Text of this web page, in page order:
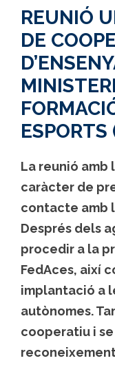
REUNIÓ
DE
La reunió amb
caràcter de
contacte amb
Després dels
procedir a la
FedAces, així
implantació a
autònomes.
cooperatiu i